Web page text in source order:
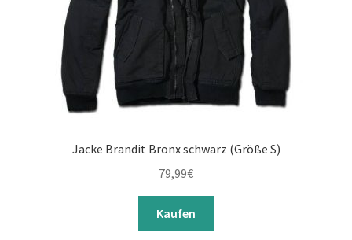
Jacke Brandit Bronx schwarz (Größe S)
79,99€
Kaufen